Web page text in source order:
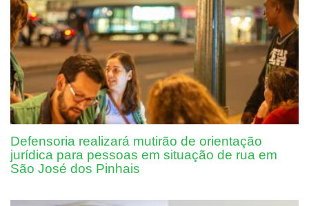
Defensoria realizará mutirão de orientação
jurídica para pessoas em situação de rua em
São José dos Pinhais